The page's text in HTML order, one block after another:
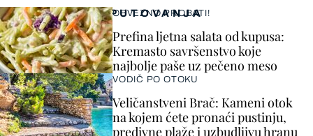
PUTOVANJA
OBVEZNO PROBATI!
Prefina ljetna salata od kupusa:
Kremasto savršenstvo koje
najbolje paše uz pečeno meso
VODIČ PO OTOKU
Veličanstveni Brač: Kameni otok
na kojem ćete pronaći pustinju,
predivne plaže i uzbudljivu hranu